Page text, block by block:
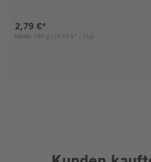
Aktueller Preis:
2,79 €*
Inhalt: 180 g (15,50 €* / 1kg)